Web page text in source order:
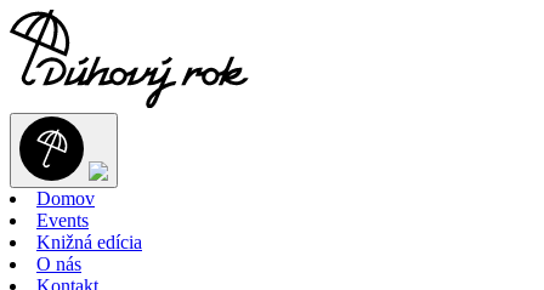
Domov
Events
Knižná edícia
O nás
Kontakt